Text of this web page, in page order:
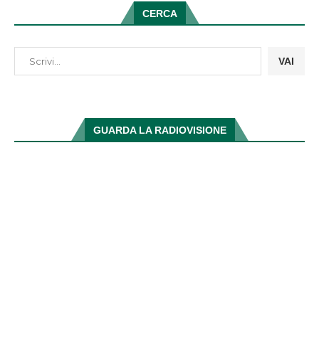
CERCA
VAI
GUARDA LA RADIOVISIONE